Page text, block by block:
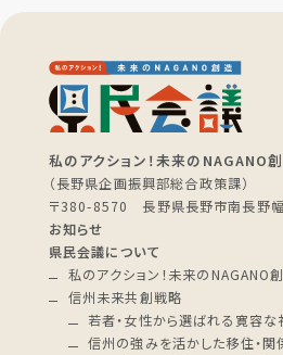
私のアクション！未来のNAGANO
（長野県企画振興部総合政策課）
〒380-8570 長野県長野市南長野
お知らせ
県民会議について
私のアクション！未来のNAGANO
信州未来共創戦略
若者・女性から選ばれる寛容な
信州の強みを活かした移住・